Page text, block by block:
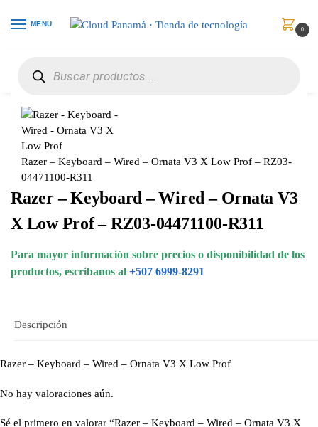
MENU
0
Razer – Keyboard – Wired – Ornata V3 X Low Prof – RZ03-
04471100-R311
Razer – Keyboard – Wired – Ornata V3
X Low Prof – RZ03-04471100-R311
Para mayor información sobre precios o disponibilidad de los
productos, escribanos al +507 6999-8291
Descripción
Razer – Keyboard – Wired – Ornata V3 X Low Prof
No hay valoraciones aún.
Sé el primero en valorar “Razer – Keyboard – Wired – Ornata V3 X